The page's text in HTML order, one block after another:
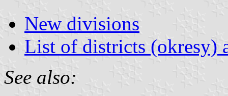
New divisions
List of districts (okresy)
See also: